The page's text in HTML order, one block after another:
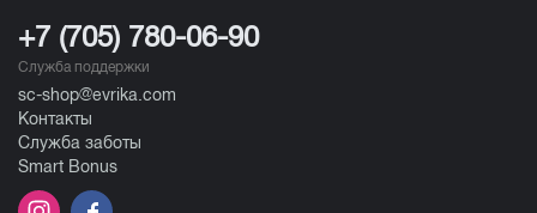
+7 (705) 780-06-90
Служба поддержки
sc-shop@evrika.com
Контакты
Служба заботы
Smart Bonus